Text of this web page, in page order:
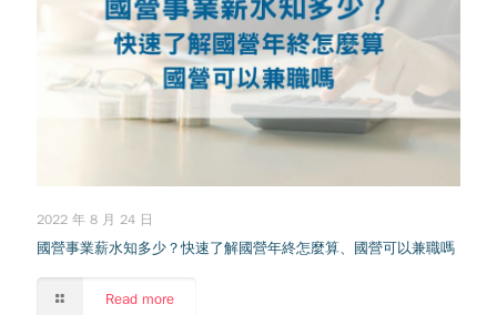
2022 年 8 月 24 日
國營事業薪水知多少？快速了解國營年終怎麼算、國營可以兼職嗎
Read more